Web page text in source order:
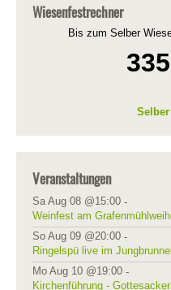
Wiesenfestrechner
Bis zum Selber
Veranstaltungen
Sa Aug 08 @15:00 -
Weinfest am
So Aug 09 @20:00 -
Ringelspü live im
Mo Aug 10 @19:00 -
Kirchenführung -